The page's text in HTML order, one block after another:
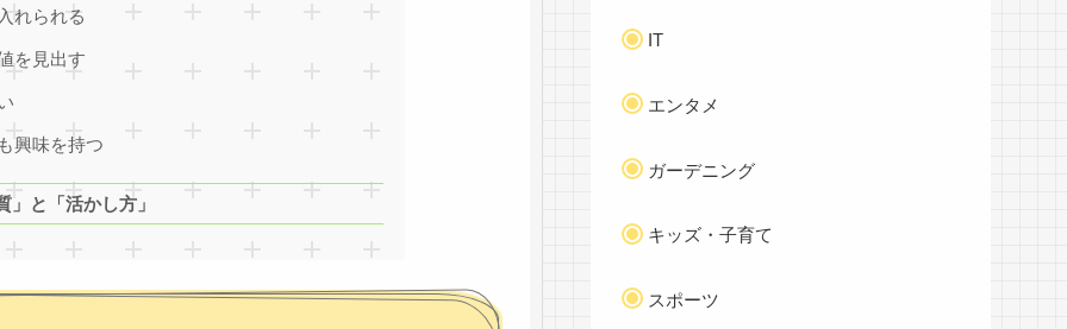
れられる
を見出す
興味を持つ
と「活かし方」
IT
エンタメ
ガーデニング
キッズ・子育て
スポーツ